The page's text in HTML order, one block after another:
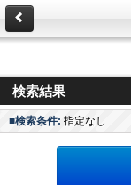
検索結果
■検索条件: 指定なし